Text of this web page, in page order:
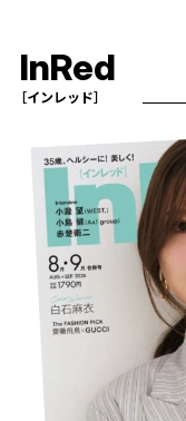
InRed
［インレッド］